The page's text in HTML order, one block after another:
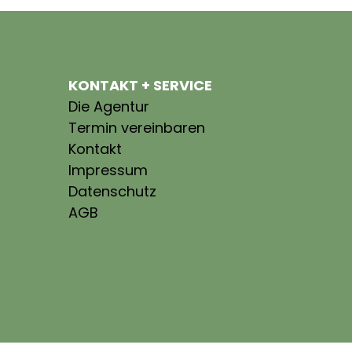
KONTAKT + SERVICE
Die Agentur
Termin vereinbaren
Kontakt
Impressum
Datenschutz
AGB